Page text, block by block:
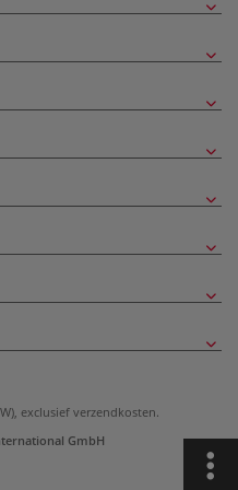
exclusief verzendkosten.
GmbH